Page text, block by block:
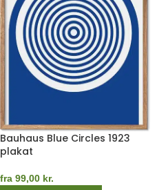
Bauhaus Blue Circles 1923
plakat
fra 99,00 kr.